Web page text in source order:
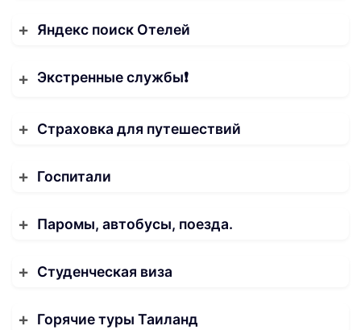
Яндекс поиск Отелей
Экстренные службы❗️
Страховка для путешествий
Госпитали
Паромы, автобусы, поезда.
Студенческая виза
Горячие туры Таиланд